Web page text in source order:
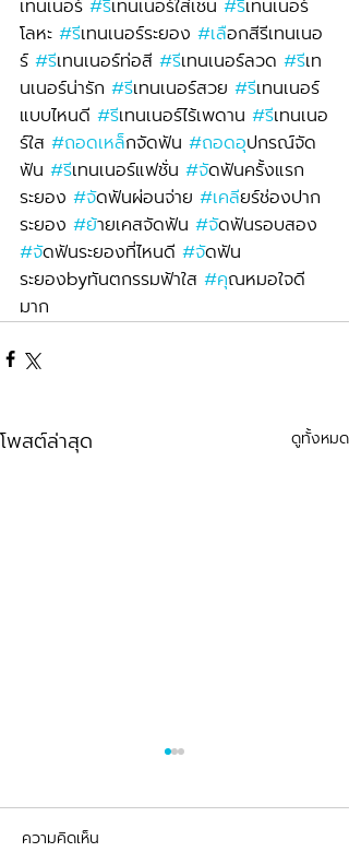
เทนเนอร์ #รีเทนเนอร์ใส่เชน #รีเทนเนอร์
โลหะ #รีเทนเนอร์ระยอง #เลือกสีรีเทนเนอ
ร์ #รีเทนเนอร์ท่อสี #รีเทนเนอร์ลวด #รีเท
นเนอร์น่ารัก #รีเทนเนอร์สวย #รีเทนเนอร์
แบบไหนดี #รีเทนเนอร์ไร้เพดาน #รีเทนเนอ
ร์ใส #ถอดเหล็กจัดฟัน #ถอดอุปกรณ์จัด
ฟัน #รีเทนเนอร์แฟชั่น #จัดฟันครั้งแรก
ระยอง #จัดฟันผ่อนจ่าย #เคลียร์ช่องปาก
ระยอง #ย้ายเคสจัดฟัน #จัดฟันรอบสอง
#จัดฟันระยองที่ไหนดี #จัดฟัน
ระยองbyทันตกรรมฟ้าใส #คุณหมอใจดี
มาก
โพสต์ล่าสุด ดูทั้งหมด
ความคิดเห็น